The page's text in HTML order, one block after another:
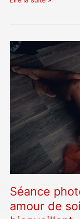
Séance
amour de
Séance
photo
boudoir
au
:
de
soi,
réel
regard
bienveillant